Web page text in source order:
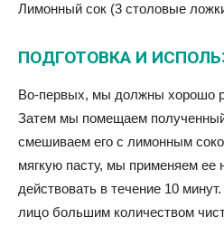
Лимонный сок (3 столовые
ПОДГОТОВКА И
Во-первых, мы должны хорошо
Затем мы помещаем
смешиваем его с лимонным
мягкую пасту, мы применяем ее
действовать в течение 10
лицо большим количеством